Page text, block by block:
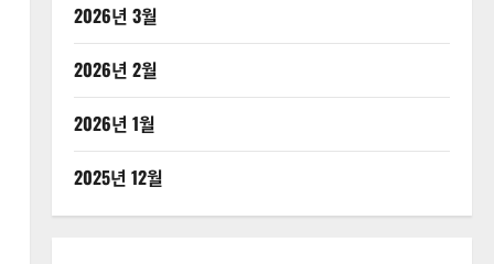
2026년 3월
2026년 2월
2026년 1월
2025년 12월